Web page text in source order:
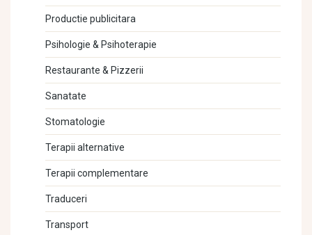
Productie publicitara
Psihologie & Psihoterapie
Restaurante & Pizzerii
Sanatate
Stomatologie
Terapii alternative
Terapii complementare
Traduceri
Transport